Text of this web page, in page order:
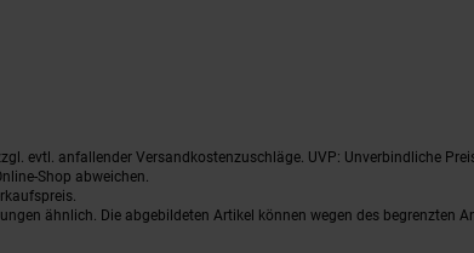
evtl. anfallender Versandkostenzuschläge. UVP: Unverbindliche
Shop abweichen.
ähnlich. Die abgebildeten Artikel können wegen des begrenzten